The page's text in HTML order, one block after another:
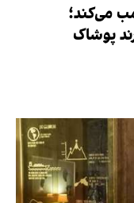
می‌کند؛
پوشاک